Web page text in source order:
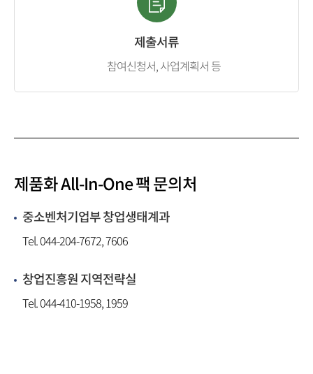
제출서류
참여신청서, 사업계획서 등
제품화 All-In-One 팩 문의처
중소벤처기업부 창업생태계과
Tel. 044-204-7672, 7606
창업진흥원 지역전략실
Tel. 044-410-1958, 1959